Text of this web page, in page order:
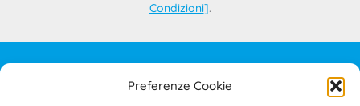
Preferenze Cookie
Condizioni].
IL PROGETTO